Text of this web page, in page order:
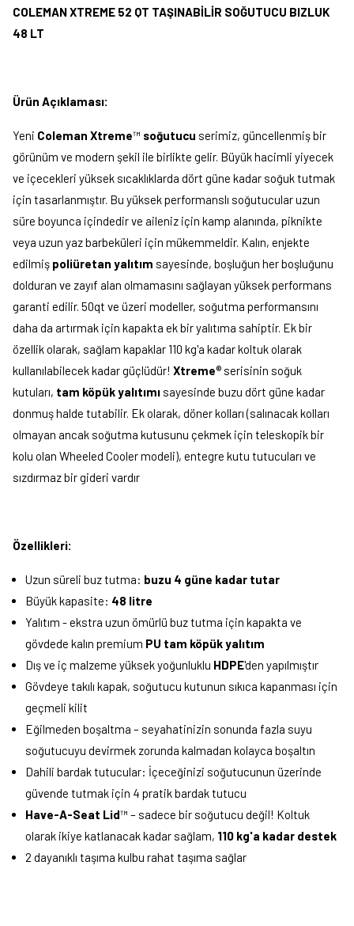
COLEMAN XTREME 52 QT TAŞINABİLİR SOĞUTUCU BIZLUK
48 LT
Ürün Açıklaması:
Yeni Coleman Xtreme™ soğutucu serimiz, güncellenmiş bir
görünüm ve modern şekil ile birlikte gelir. Büyük hacimli yiyecek
ve içecekleri yüksek sıcaklıklarda dört güne kadar soğuk tutmak
için tasarlanmıştır. Bu yüksek performanslı soğutucular uzun
süre boyunca içindedir ve aileniz için kamp alanında, piknikte
veya uzun yaz barbeküleri için mükemmeldir. Kalın, enjekte
edilmiş poliüretan yalıtım sayesinde, boşluğun her boşluğunu
dolduran ve zayıf alan olmamasını sağlayan yüksek performans
garanti edilir. 50qt ve üzeri modeller, soğutma performansını
daha da artırmak için kapakta ek bir yalıtıma sahiptir. Ek bir
özellik olarak, sağlam kapaklar 110 kg'a kadar koltuk olarak
kullanılabilecek kadar güçlüdür! Xtreme® serisinin soğuk
kutuları, tam köpük yalıtımı sayesinde buzu dört güne kadar
donmuş halde tutabilir. Ek olarak, döner kolları (salınacak kolları
olmayan ancak soğutma kutusunu çekmek için teleskopik bir
kolu olan Wheeled Cooler modeli), entegre kutu tutucuları ve
sızdırmaz bir gideri vardır
Özellikleri:
Uzun süreli buz tutma: buzu 4 güne kadar tutar
Büyük kapasite: 48 litre
Yalıtım - ekstra uzun ömürlü buz tutma için kapakta ve
gövdede kalın premium PU tam köpük yalıtım
Dış ve iç malzeme yüksek yoğunluklu HDPE'den yapılmıştır
Gövdeye takılı kapak, soğutucu kutunun sıkıca kapanması için
geçmeli kilit
Eğilmeden boşaltma – seyahatinizin sonunda fazla suyu
soğutucuyu devirmek zorunda kalmadan kolayca boşaltın
Dahili bardak tutucular: İçeceğinizi soğutucunun üzerinde
güvende tutmak için 4 pratik bardak tutucu
Have-A-Seat Lid™ – sadece bir soğutucu değil! Koltuk
olarak ikiye katlanacak kadar sağlam, 110 kg'a kadar destek
2 dayanıklı taşıma kulbu rahat taşıma sağlar